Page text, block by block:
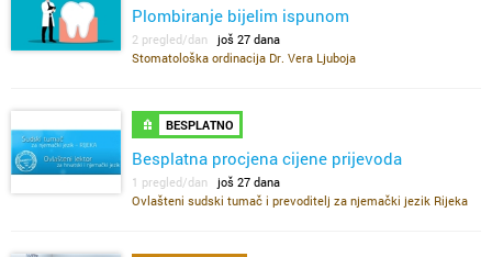
Plombiranje bijelim ispunom
2 pregled/dan još 27 dana
Stomatološka ordinacija Dr. Vera Ljuboja
BESPLATNO
Besplatna procjena cijene prijevoda
1 pregled/dan još 27 dana
Ovlašteni sudski tumač i prevoditelj za njemački jezik Rijeka